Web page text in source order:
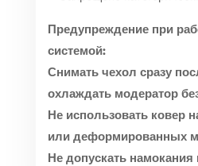
Предупреждение при
системой:
Снимать чехол сразу
охлаждать модератор
Не использовать ковер
или деформированных
Не допускать